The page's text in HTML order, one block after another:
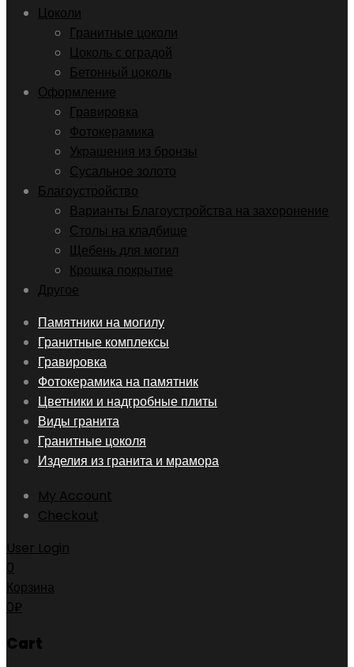
Цоколи
Гранитные цоколи
Цоколь с оградой
Бетонный цоколь
Оформление
Гравировка
Фотокерамика
Украшения из бронзы
Сусальное золото
Благоустройство
Варианты Благоустройства на захоронение
Столы на кладбище
Щебень для могил
Крошка покрытие
Другое
Skip
content
Памятники на могилу
Гранитные комплексы
Гравировка
Фотокерамика на памятник
Цветники и надгробные плиты
Виды гранита
Гранитные цоколя
Изделия из гранита и мрамора
My Account
Checkout
User Login
0
Корзина
0₽
Cart